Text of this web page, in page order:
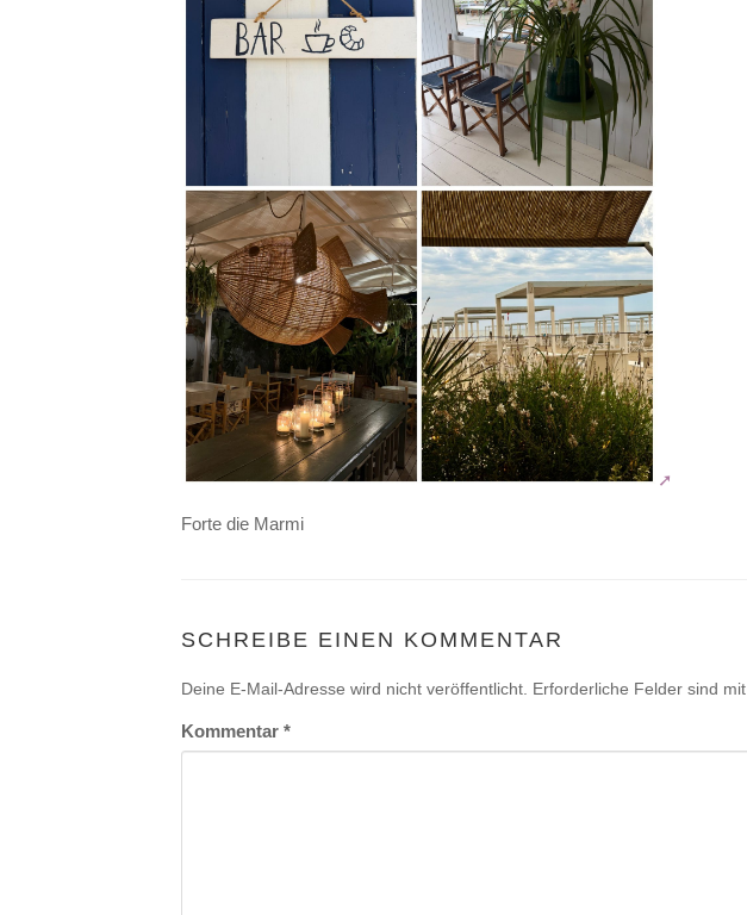
Forte die Marmi
SCHREIBE EINEN KOMMENTAR
Deine E-Mail-Adresse wird nicht veröffentlicht. Erforderliche Felder sind mit
Kommentar *